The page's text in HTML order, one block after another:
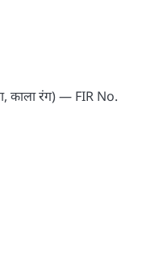
काला रंग) — FIR No.